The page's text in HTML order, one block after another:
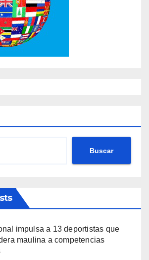
Buscar
impulsa a 13 deportistas que
maulina a competencias